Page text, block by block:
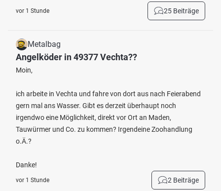
vor 1 Stunde 25 Beiträge
Metalbag
Angelköder in 49377 Vechta??
Moin,
ich arbeite in Vechta und fahre von dort aus nach Feierabend
gern mal ans Wasser. Gibt es derzeit überhaupt noch
irgendwo eine Möglichkeit, direkt vor Ort an Maden,
Tauwürmer und Co. zu kommen? Irgendeine Zoohandlung
o.Ä.?
Danke!
vor 1 Stunde 2 Beiträge